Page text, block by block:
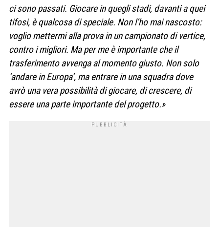
ci sono passati. Giocare in quegli stadi, davanti a quei
tifosi, è qualcosa di speciale. Non l’ho mai nascosto:
voglio mettermi alla prova in un campionato di vertice,
contro i migliori. Ma per me è importante che il
trasferimento avvenga al momento giusto. Non solo
‘andare in Europa’, ma entrare in una squadra dove
avrò una vera possibilità di giocare, di crescere, di
essere una parte importante del progetto.»